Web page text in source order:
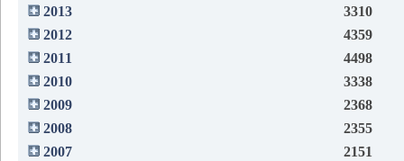
2013
3310
2012
4359
2011
4498
2010
3338
2009
2368
2008
2355
2007
2151